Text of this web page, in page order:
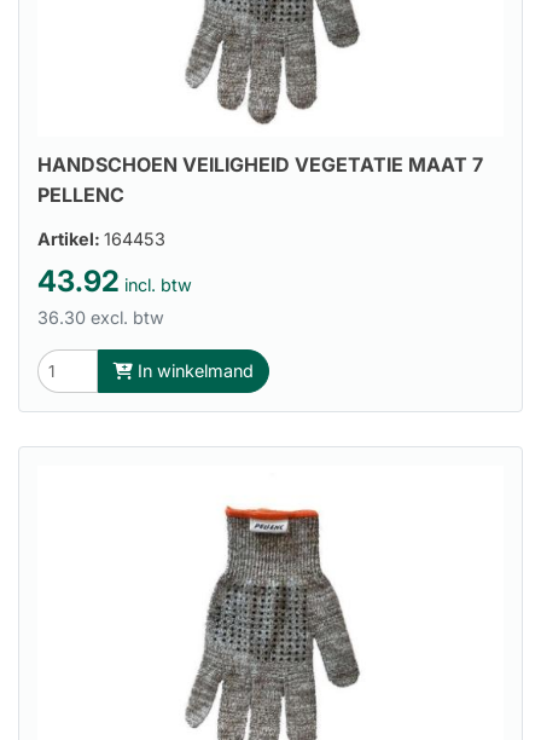
HANDSCHOEN VEILIGHEID VEGETATIE MAAT 7
PELLENC
Artikel: 164453
43.92 incl. btw
36.30 excl. btw
In winkelmand